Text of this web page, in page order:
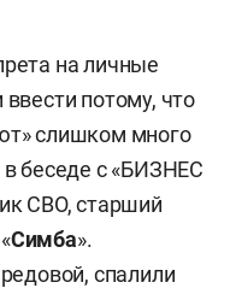
на личные
потому, что
слишком много
беседе с «БИЗНЕС
СВО, старший
Симба».
спалили